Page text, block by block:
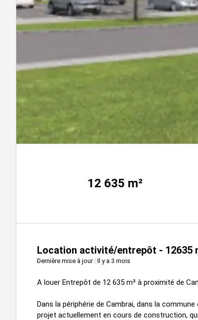
12 635 m²
Location activité/entrepôt - 12635
Dernière mise à jour : Il y a 3 mois
A louer Entrepôt de 12 635 m² à proximité de
Dans la périphérie de Cambrai, dans la
projet actuellement en cours de construction,